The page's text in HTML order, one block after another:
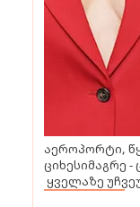
აეროპორტი,
ციხესიმაგრე
ყველაზე